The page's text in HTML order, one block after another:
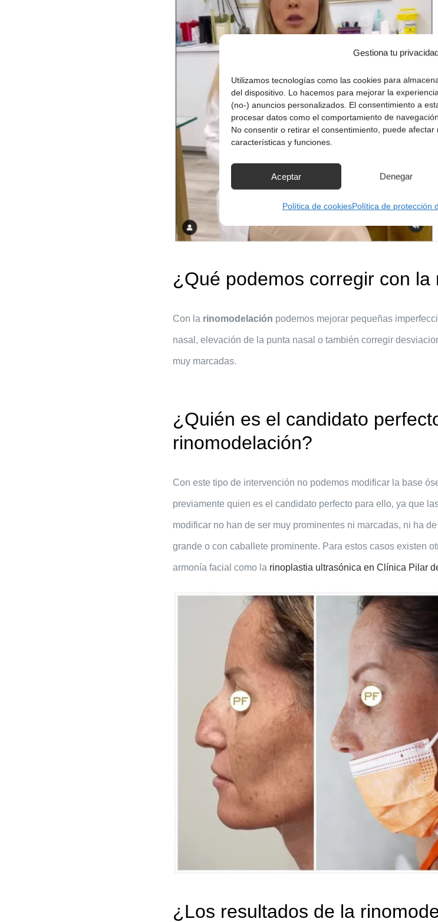
Gestiona tu
Utilizamos tecnologías como las cookies para
del dispositivo. Lo hacemos para mejorar la
(no-) anuncios personalizados. El consentimiento a
procesar datos como el comportamiento de
No consentir o retirar el consentimiento, puede
características y funciones.
Aceptar Denegar
Política de cookiesPolítica de protección
¿Qué podemos corregir con la
Con la rinomodelación podemos mejorar pequeñas
nasal, elevación de la punta nasal o también corregir
muy marcadas.
¿Quién es el candidato
rinomodelación?
Con este tipo de intervención no podemos modificar la base
previamente quien es el candidato perfecto para ello, ya que
modificar no han de ser muy prominentes ni marcadas, ni ha
grande o con caballete prominente. Para estos casos existen
armonía facial como la rinoplastia ultrasónica en Clínica Pilar
¿Los resultados de la